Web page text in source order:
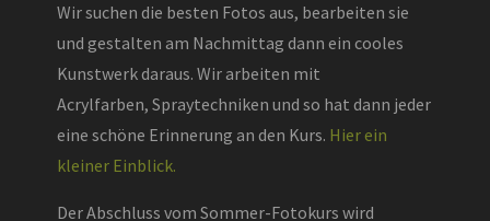
Wir suchen die besten Fotos aus, bearbeiten sie
und gestalten am Nachmittag dann ein cooles
Kunstwerk daraus. Wir arbeiten mit
Acrylfarben, Spraytechniken und so hat dann jeder
eine schöne Erinnerung an den Kurs. Hier ein
kleiner Einblick.
Der Abschluss vom Sommer-Fotokurs wird